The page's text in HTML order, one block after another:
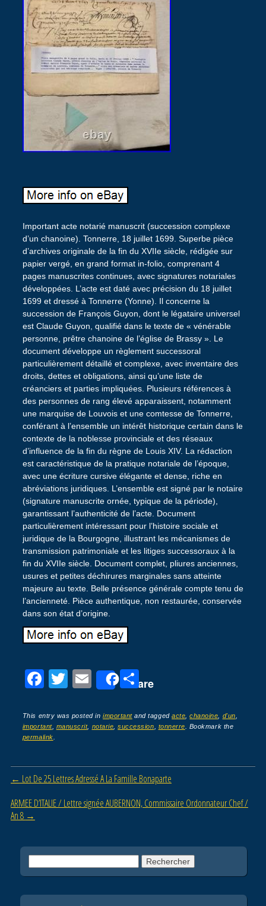
Important acte notarié manuscrit (succession complexe
d’un chanoine). Tonnerre, 18 juillet 1699. Superbe pièce
d’archives originale de la fin du XVIIe siècle, rédigée sur
papier vergé, en grand format in-folio, comprenant 4
pages manuscrites continues, avec signatures notariales
développées. L’acte est daté avec précision du 18 juillet
1699 et dressé à Tonnerre (Yonne). Il concerne la
succession de François Guyon, dont le légataire universel
est Claude Guyon, qualifié dans le texte de « vénérable
personne, prêtre chanoine de l’église de Brassy ». Le
document développe un règlement successoral
particulièrement détaillé et complexe, avec inventaire des
droits, dettes et obligations, ainsi qu’une liste de
créanciers et parties impliquées. Plusieurs références à
des personnes de rang élevé apparaissent, notamment
une marquise de Louvois et une comtesse de Tonnerre,
conférant à l’ensemble un intérêt historique certain dans le
contexte de la noblesse provinciale et des réseaux
d’influence de la fin du règne de Louis XIV. La rédaction
est caractéristique de la pratique notariale de l’époque,
avec une écriture cursive élégante et dense, riche en
abréviations juridiques. L’ensemble est signé par le notaire
(signature manuscrite ornée, typique de la période),
garantissant l’authenticité de l’acte. Document
particulièrement intéressant pour l’histoire sociale et
juridique de la Bourgogne, illustrant les mécanismes de
transmission patrimoniale et les litiges successoraux à la
fin du XVIIe siècle. Document complet, pliures anciennes,
usures et petites déchirures marginales sans atteinte
majeure au texte. Belle présence générale compte tenu de
l’ancienneté. Pièce authentique, non restaurée, conservée
dans son état d’origine.
F
c
e
o
k
T
tt
er
E
ail
Share
P
ta
g
This entry was posted inimportantand taggedacte ,chanoine d'un
important, manuscrit, notarie ,succession tonnerre . Bookmark the
permalink
Post navigation
← Lot De 25 Lettres Adressé A La Famille Bonaparte
ARMEE D’ITALIE / Lettre signée AUBERNON, Commissaire Ordonnateur Chef /
An 8 →